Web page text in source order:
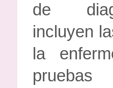
de
incluyen
la